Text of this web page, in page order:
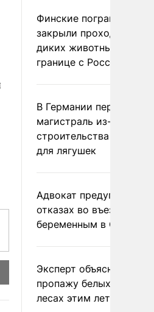
Финские пограничники
закрыли проходы для
диких животных на
границе с Россией
В Германии перекрыли
магистраль из-за
строительства
для лягушек
Адвокат предупредил
отказах во въезде
беременным в США
Эксперт объяснил
пропажу белых грибов
лесах этим летом